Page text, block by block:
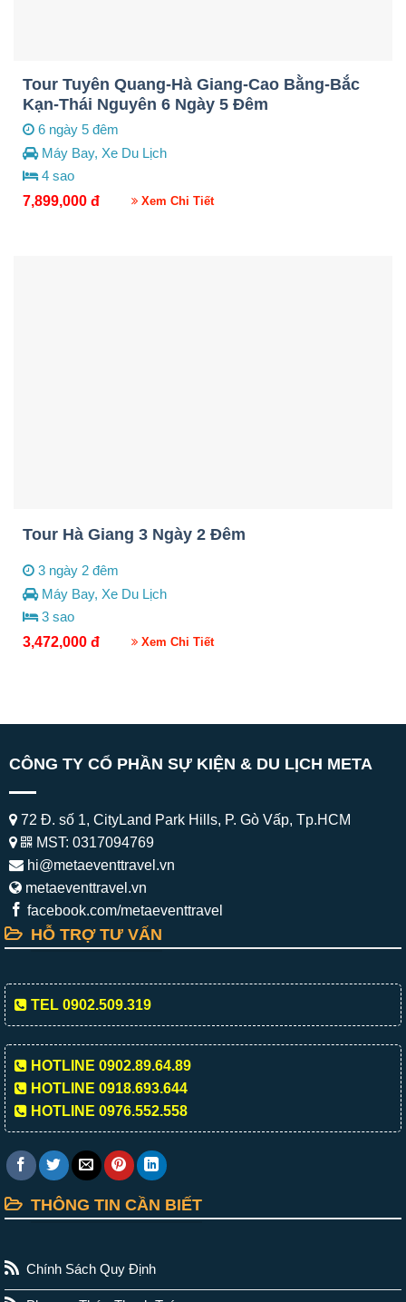
Tour Tuyên Quang-Hà Giang-Cao Bằng-Bắc
Kạn-Thái Nguyên 6 Ngày 5 Đêm
6 ngày 5 đêm
Máy Bay, Xe Du Lịch
4 sao
7,899,000đ Xem Chi Tiết
Tour Hà Giang 3 Ngày 2 Đêm
3 ngày 2 đêm
Máy Bay, Xe Du Lịch
3 sao
3,472,000đ Xem Chi Tiết
CÔNG TY CỔ PHẦN SỰ KIỆN & DU LỊCH META
72 Đ. số 1, CityLand Park Hills, P. Gò Vấp, Tp.HCM
MST: 0317094769
hi@metaeventtravel.vn
metaeventtravel.vn
facebook.com/metaeventtravel
HỖ TRỢ TƯ VẤN
TEL 0902.509.319
HOTLINE 0902.89.64.89
HOTLINE 0918.693.644
HOTLINE 0976.552.558
THÔNG TIN CẦN BIẾT
Chính Sách Quy Định